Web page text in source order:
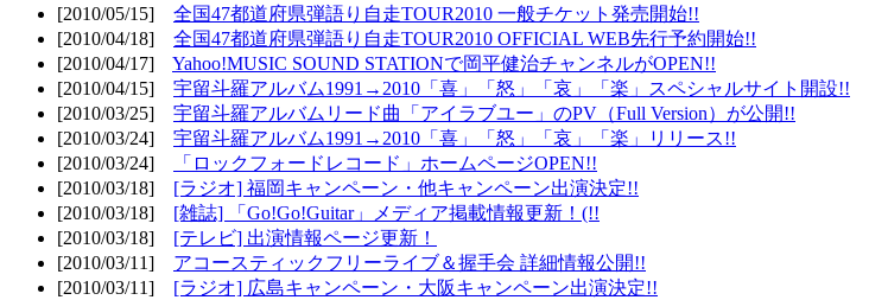
[2010/05/15] 全国47都道府県弾語り自走TOUR2010 一般チケット発売開始!!
[2010/04/18] 全国47都道府県弾語り自走TOUR2010 OFFICIAL WEB先行予約開始!!
[2010/04/17] Yahoo!MUSIC SOUND STATIONで岡平健治チャンネルがOPEN!!
[2010/04/15] 宇留斗羅アルバム1991→2010「喜」「怒」「哀」「楽」スペシャルサイト開設!!
[2010/03/25] 宇留斗羅アルバムリード曲「アイラブユー」のPV（Full Version）が公開!!
[2010/03/24] 宇留斗羅アルバム1991→2010「喜」「怒」「哀」「楽」リリース!!
[2010/03/24]
「ロックフォードレコード」ホームページOPEN!!
[2010/03/18] [ラジオ] 福岡キャンペーン・他キャンペーン出演決定!!
[2010/03/18] [雑誌] 「Go!Go!Guitar」メディア掲載情報更新！(!!
[2010/03/18] [テレビ] 出演情報ページ更新！
[2010/03/11] アコースティックフリーライブ＆握手会 詳細情報公開!!
[2010/03/11] [ラジオ] 広島キャンペーン・大阪キャンペーン出演決定!!